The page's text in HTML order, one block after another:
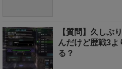
【質問】久しぶ
んだけど歴戦3
る？